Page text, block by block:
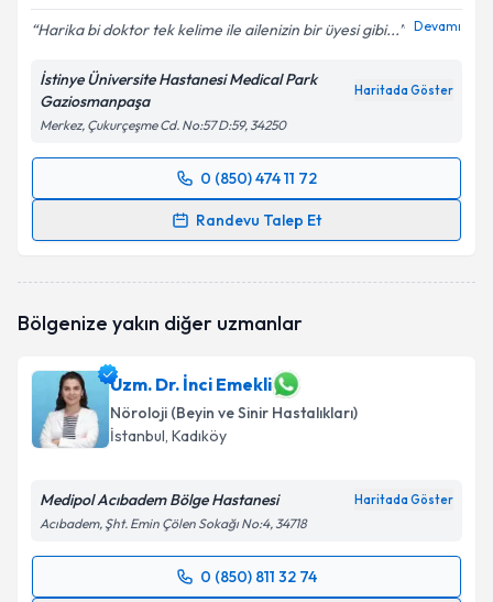
Harika bi doktor tek kelime ile ailenizin bir üyesi gibi... Devamı
İstinye Üniversite Hastanesi Medical Park
Gaziosmanpaşa
Haritada Göster
Merkez, Çukurçeşme Cd. No:57 D:59, 34250
0 (850) 474 11 72
Randevu Talep Et
Randevu Takvimi Talebi
oluşturun. Size bu uzmandan randevu almanız için bir
kapsamda işlenmesini kabul ediyorum.
Takvim Talebini Gönder
Bölgenize yakın diğer uzmanlar
Uzm. Dr. İnci Emekli
Nöroloji (Beyin ve Sinir Hastalıkları)
İstanbul, Kadıköy
Medipol Acıbadem Bölge Hastanesi Haritada Göster
Acıbadem, Şht. Emin Çölen Sokağı No:4, 34718
0 (850) 811 32 74
Randevu Takvimi Talebi